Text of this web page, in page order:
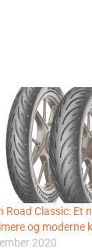
Road Classic: Et
og moderne
2020